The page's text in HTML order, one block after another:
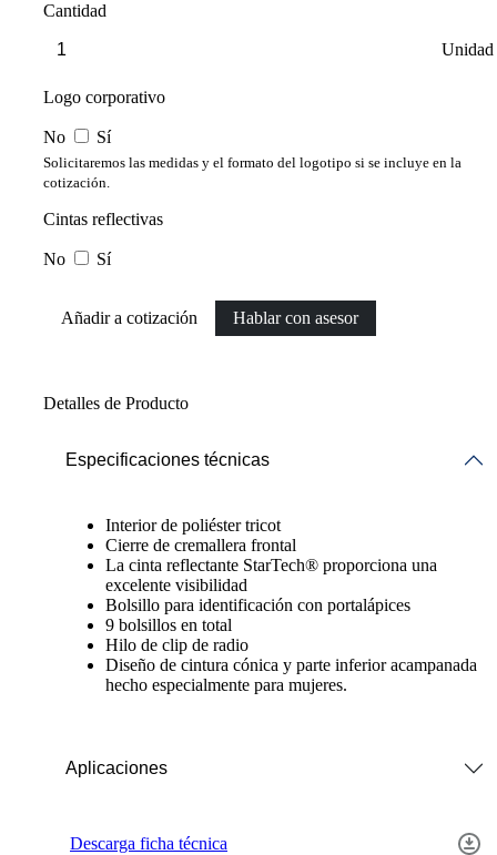
Cantidad
Unidad
Logo corporativo
No Sí
Solicitaremos las medidas y el formato del logotipo si se incluye en la
cotización.
Cintas reflectivas
No Sí
Añadir a cotización Hablar con asesor
Detalles de Producto
Especificaciones técnicas
Interior de poliéster tricot
Cierre de cremallera frontal
La cinta reflectante StarTech® proporciona una
excelente visibilidad
Bolsillo para identificación con portalápices
9 bolsillos en total
Hilo de clip de radio
Diseño de cintura cónica y parte inferior acampanada
hecho especialmente para mujeres.
Aplicaciones
Descarga ficha técnica